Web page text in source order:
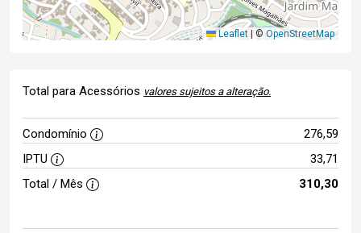
Leaflet | © OpenStreetMap
Total para Acessórios valores sujeitos a alteração.
Condomínio
276,59
IPTU
33,71
Total / Mês
310,30